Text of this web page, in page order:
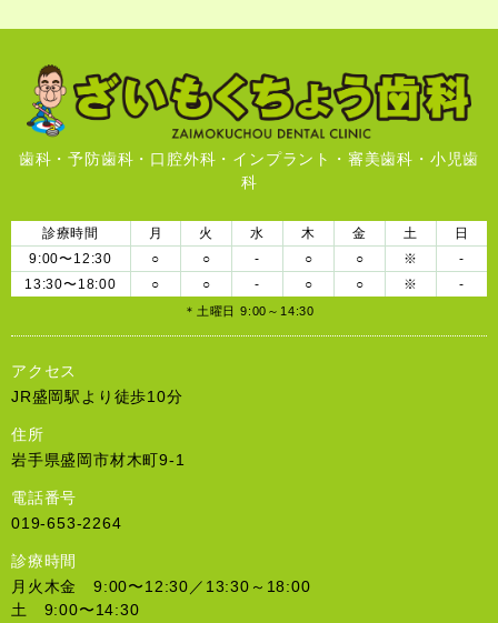
歯科・予防歯科・口腔外科・インプラント・審美歯科・小児歯
科
診療時間 月 火 水 木 金 土
日
9:00〜12:30
○ ○ - ○ ○ ※
-
13:30〜18:00
○ ○ - ○ ○ ※ -
＊土曜日 9:00～14:30
アクセス
JR盛岡駅より徒歩10分
住所
岩手県盛岡市材木町9-1
電話番号
019-653-2264
診療時間
月火木金 9:00〜12:30／13:30～18:00
土 9:00〜14:30